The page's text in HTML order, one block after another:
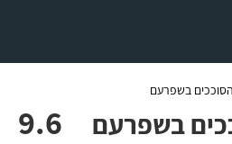
בשפרעם
בשפרעם 9.6